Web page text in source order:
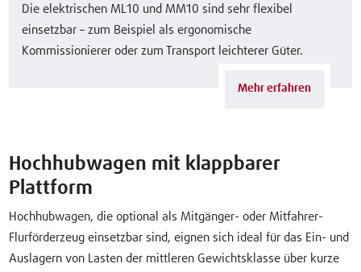
Die elektrischen ML10 und MM10 sind sehr flexibel
einsetzbar – zum Beispiel als ergonomische
Kommissionierer oder zum Transport leichterer Güter.
Mehr erfahren
Hochhubwagen mit klappbarer
Plattform
Hochhubwagen, die optional als Mitgänger- oder Mitfahrer-
Flurförderzeug einsetzbar sind, eignen sich ideal für das Ein- und
Auslagern von Lasten der mittleren Gewichtsklasse über kurze